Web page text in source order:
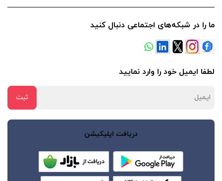
ما را در شبکه‌های اجتماعی دنبال کنید
لطفا ایمیل خود را وارد نمایید
دریافت اپلیکیشن